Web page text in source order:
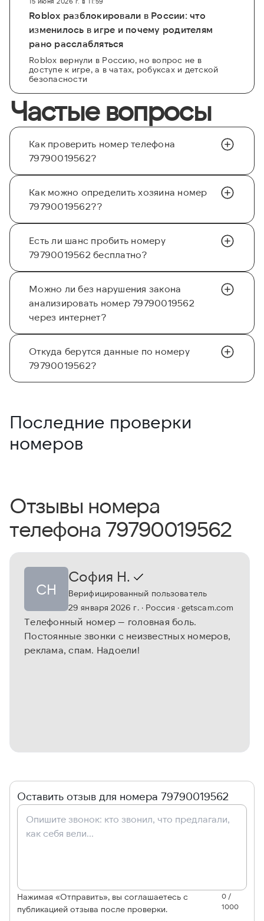
Roblox разблокировали в России: что
изменилось в игре и почему родителям
рано расслабляться
Roblox вернули в Россию, но вопрос не в
доступе к игре, а в чатах, робуксах и детской
безопасности
Частые вопросы
Как проверить номер телефона
79790019562?
Как можно определить хозяина номер
79790019562??
Есть ли шанс пробить номеру
79790019562 бесплатно?
Можно ли без нарушения закона
анализировать номер 79790019562
через интернет?
Откуда берутся данные по номеру
79790019562?
Последние проверки
номеров
Отзывы номера
телефона 79790019562
СН
София Н.
Верифицированный пользователь
29 января 2026 г.· Россия · getscam.com
Телефонный номер — головная боль.
Постоянные звонки с неизвестных номеров,
реклама, спам. Надоели!
Оставить отзыв для номера 79790019562
Нажимая «Отправить», вы соглашаетесь с
публикацией отзыва после проверки.
0 /
1000